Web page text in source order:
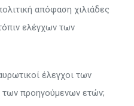
απόφαση χιλιάδες
ελέγχων των
έλεγχοι των
των προηγούμενων ετών;